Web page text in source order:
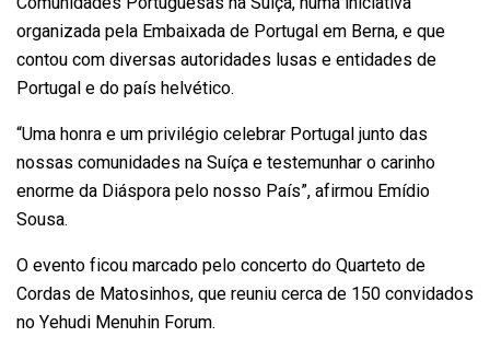
organizada pela Embaixada de Portugal em Berna, e que
contou com diversas autoridades lusas e entidades de
Portugal e do país helvético.
“Uma honra e um privilégio celebrar Portugal junto das
nossas comunidades na Suíça e testemunhar o carinho
enorme da Diáspora pelo nosso País”, afirmou Emídio
Sousa.
O evento ficou marcado pelo concerto do Quarteto de
Cordas de Matosinhos, que reuniu cerca de 150 convidados
no Yehudi Menuhin Forum.